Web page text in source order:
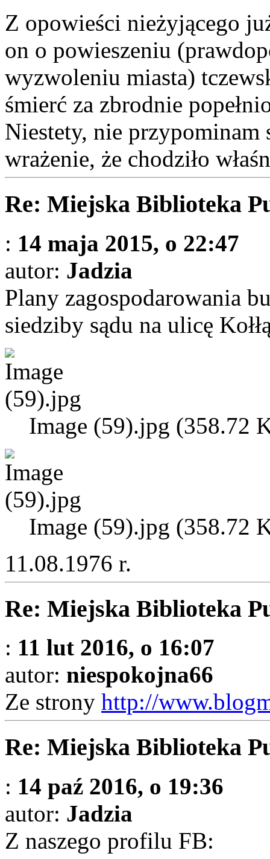
Z opowieści nieżyjącego
on o powieszeniu
wyzwoleniu miasta)
śmierć za zbrodnie
Niestety, nie przypominam
wrażenie, że chodziło
Re: Miejska Biblioteka
: 14 maja 2015, o 22:47
autor: Jadzia
Plany zagospodarowania
siedziby sądu na ulicę
Image (59).jpg (358.72
Image (59).jpg (358.72
11.08.1976 r.
Re: Miejska Biblioteka
: 11 lut 2016, o 16:07
autor: niespokojna66
Ze strony http://
Re: Miejska Biblioteka
: 14 paź 2016, o 19:36
autor: Jadzia
Z naszego profilu FB: